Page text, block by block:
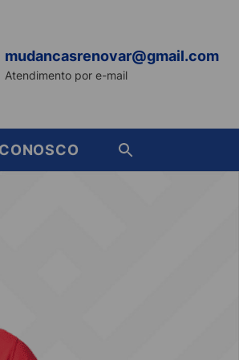
mudancasrenovar@gmail.com
Atendimento por e-mail